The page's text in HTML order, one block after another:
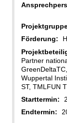
Förderung:
Partner
Wuppertal
ST, TMLFUN
Starttermin:
Endtermin: